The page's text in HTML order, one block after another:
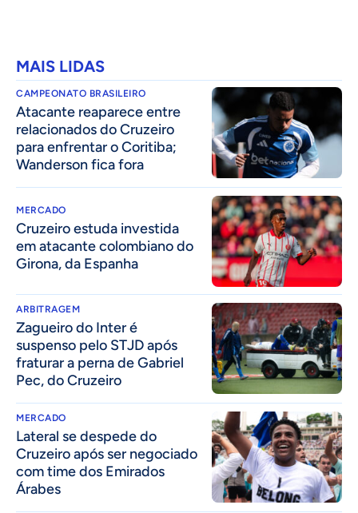
MAIS LIDAS
CAMPEONATO BRASILEIRO
Atacante reaparece entre
relacionados do Cruzeiro
para enfrentar o Coritiba;
Wanderson fica fora
MERCADO
Cruzeiro estuda investida
em atacante colombiano do
Girona, da Espanha
ARBITRAGEM
Zagueiro do Inter é
suspenso pelo STJD após
fraturar a perna de Gabriel
Pec, do Cruzeiro
MERCADO
Lateral se despede do
Cruzeiro após ser negociado
com time dos Emirados
Árabes